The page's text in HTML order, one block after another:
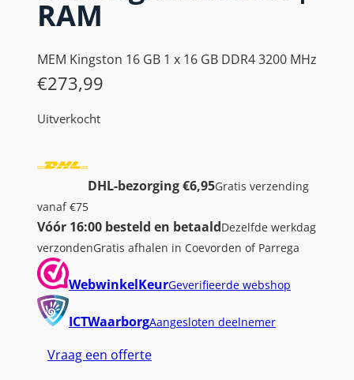
RAM
MEM Kingston 16 GB 1 x 16 GB DDR4 3200 MHz
€273,99
Uitverkocht
DHL-bezorging €6,95Gratis verzending
vanaf €75
Vóór 16:00 besteld en betaaldDezelfde werkdag
verzondenGratis afhalen in Coevorden of Parrega
WebwinkelKeurGeverifieerde webshop
ICTWaarborgAangesloten deelnemer
Vraag een offerte